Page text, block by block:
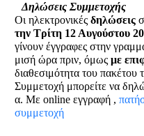
Δηλώσεις Συμμετοχής
Οι ηλεκτρονικέςδηλώσεις
την Τρίτη 12 Αυγούστου
γίνουν έγγραφες στην
μισή ώρα πριν, όμως με
διαθεσιμότητα του πακέτου
Συμμετοχή μπορείτε να
α. Με online εγγραφή ,
συμμετοχή